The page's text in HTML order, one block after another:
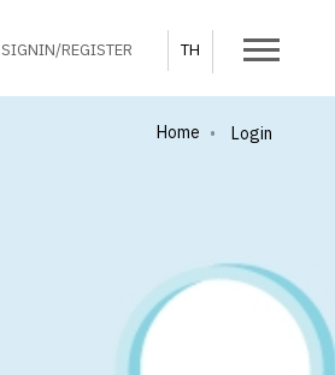
SIGNIN/REGISTER TH
Home • Login